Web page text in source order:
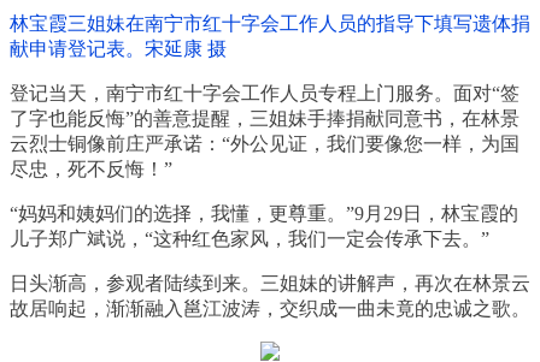
林宝霞三姐妹在南宁市红十字会工作人员的指导下填写遗体捐
献申请登记表。宋延康 摄
登记当天，南宁市红十字会工作人员专程上门服务。面对“签
了字也能反悔”的善意提醒，三姐妹手捧捐献同意书，在林景
云烈士铜像前庄严承诺：“外公见证，我们要像您一样，为国
尽忠，死不反悔！”
“妈妈和姨妈们的选择，我懂，更尊重。”9月29日，林宝霞的
儿子郑广斌说，“这种红色家风，我们一定会传承下去。”
日头渐高，参观者陆续到来。三姐妹的讲解声，再次在林景云
故居响起，渐渐融入邕江波涛，交织成一曲未竟的忠诚之歌。